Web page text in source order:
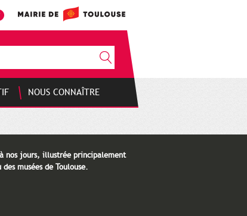
NOUS CONNAÎTRE
nos jours, illustrée principalement
musées de Toulouse.